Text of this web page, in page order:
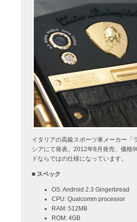
イタリアの高級スポーツ車メーカー
シアにて発表。2012年8月発売、価格
ドならではの仕様になっています。
■ スペック
OS: Android 2.3 Gingerbread
CPU: Qualcomm processor
RAM: 512MB
ROM: 4GB